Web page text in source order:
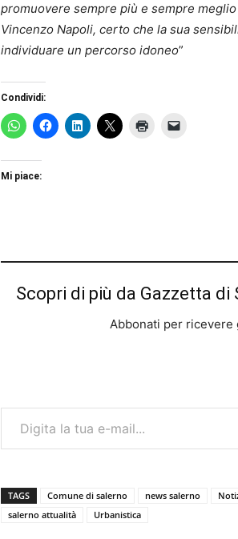
promuovere sempre più e sempre
Vincenzo Napoli, certo che la sua
individuare un percorso idoneo”
Condividi:
Mi piace:
Scopri di più da Gazzetta
Abbonati per
Digita la tua e-mail...
TAGS Comune di salerno news salerno
salerno attualità
Urbanistica